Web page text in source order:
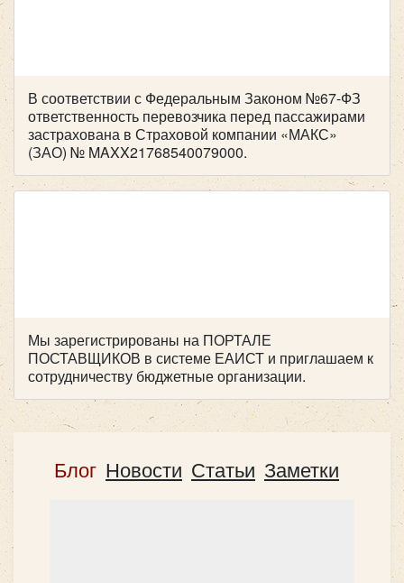
В соответствии с Федеральным Законом №67-ФЗ
ответственность перевозчика перед пассажирами
застрахована в Страховой компании «МАКС»
(ЗАО) № MAXX21768540079000.
Мы зарегистрированы на ПОРТАЛЕ
ПОСТАВЩИКОВ в системе ЕАИСТ и приглашаем к
сотрудничеству бюджетные организации.
Блог Новости Статьи Заметки